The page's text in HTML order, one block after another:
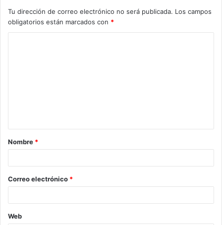
Tu dirección de correo electrónico no será publicada. Los campos
obligatorios están marcados con *
a
r
*
Nombre *
Correo electrónico *
Web